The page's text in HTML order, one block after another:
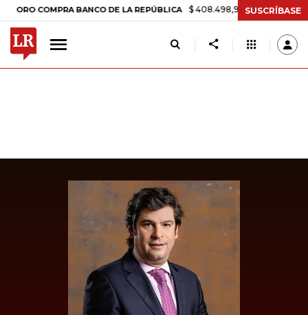
COMPRA BANCO DE LA REPÚBLICA $ 408.498,97 +$ 8.753,81 +2,19%
SUSCRÍBASE